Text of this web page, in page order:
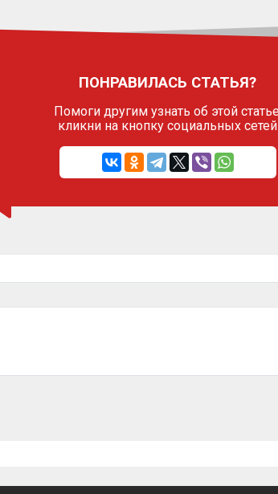
ПОНРАВИЛАСЬ СТАТЬЯ?
Помоги другим узнать об этой
кликни на кнопку социальных сетей